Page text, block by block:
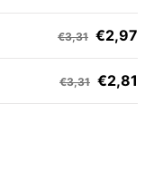
€3,31 €2,97
€3,31 €2,81